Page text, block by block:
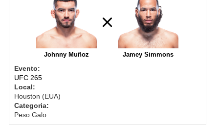
Johnny Muñoz Jamey Simmons
Evento:
UFC 265
Local:
Houston (EUA)
Categoria:
Peso Galo